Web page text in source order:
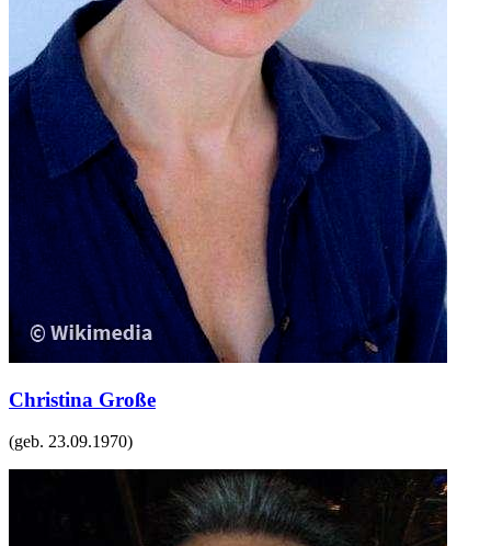
Christina Große
(geb. 23.09.1970)